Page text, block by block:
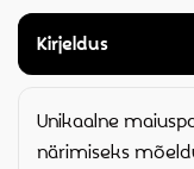
Kirjeldus
Unikaalne
närimiseks